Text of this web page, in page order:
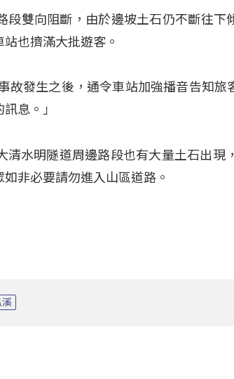
雙向阻斷，由於邊坡土石仍不斷往下
也擠滿大批遊客。
故發生之後，通令車站加強播音告知旅
息。」
清水明隧道周邊路段也有大量土石出現
非必要請勿進入山區道路。